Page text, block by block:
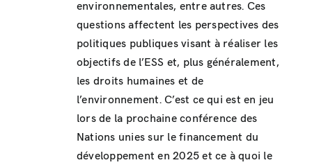
environnementales, entre autres. Ces
questions affectent les perspectives des
politiques publiques visant à réaliser les
objectifs de l’ESS et, plus généralement,
les droits humaines et de
l’environnement. C’est ce qui est en jeu
lors de la prochaine conférence des
Nations unies sur le financement du
développement en 2025 et ce à quoi le